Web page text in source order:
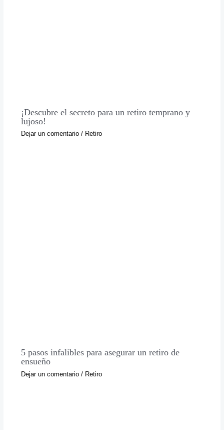
¡Descubre el secreto para un retiro temprano y
lujoso!
Dejar un comentario / Retiro
5 pasos infalibles para asegurar un retiro de
ensueño
Dejar un comentario / Retiro